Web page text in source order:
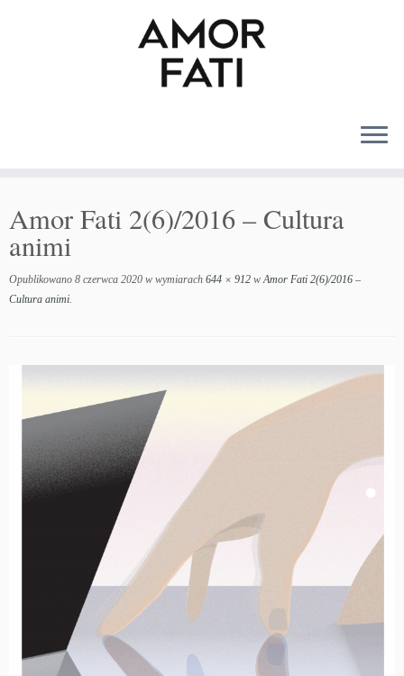
Amor Fati 2(6)/2016 – Cultura
animi
Opublikowano 8 czerwca 2020 w wymiarach 644 × 912 wAmor Fati 2(6)/2016 –
Cultura animi.